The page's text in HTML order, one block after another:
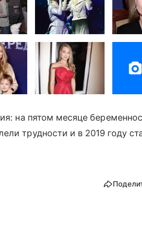
на пятом месяце
трудности и в 2019 году